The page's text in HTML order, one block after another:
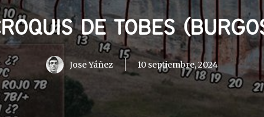
DE TOBES
Jose Yáñez 10 septiembre, 2024